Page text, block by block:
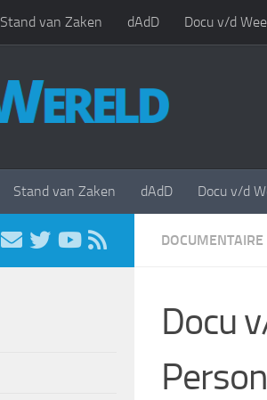
Stand van Zaken dAdD Docu v/d
Stand van Zaken dAdD Docu v/d
Docu